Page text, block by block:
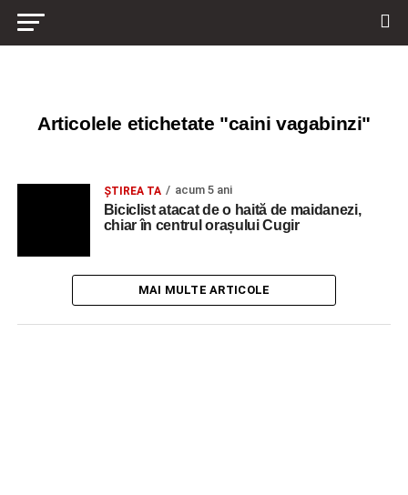
Articolele etichetate "caini vagabinzi"
ȘTIREA TA acum 5 ani
Biciclist atacat de o haită de maidanezi,
chiar în centrul orașului Cugir
MAI MULTE ARTICOLE